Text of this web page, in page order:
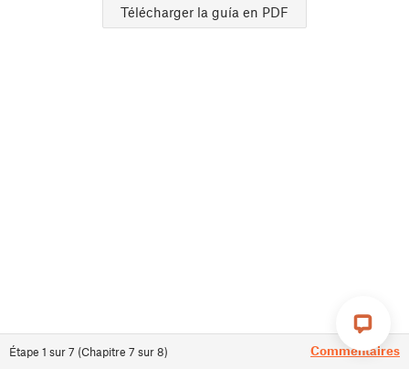
Étape 1 sur7 (Chapitre 7 sur8) Commentaires
Télécharger la guía en PDF